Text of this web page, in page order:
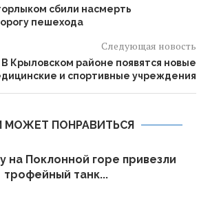
сбили насмерть
пешехода
Следующая новость
В Крыловском районе появятся новые
и спортивные учреждения
МОЖЕТ ПОНРАВИТЬСЯ
на Поклонной горе привезли
трофейный танк...